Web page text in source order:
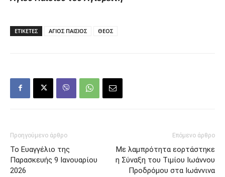
ΕΤΙΚΕΤΕΣ ΑΓΙΟΣ ΠΑΙΣΙΟΣ ΘΕΟΣ
Προηγούμενο άρθρο
Το Ευαγγέλιο της
Παρασκευής 9 Ιανουαρίου
2026
Επόμενο άρθρο
Με λαμπρότητα εορτάστηκε
η Σύναξη του Τιμίου Ιωάννου
Προδρόμου στα Ιωάννινα